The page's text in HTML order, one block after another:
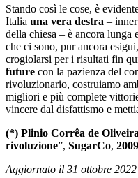
Stando così le cose, è
Italia una vera destra –
della chiesa – è ancora
che ci sono, pur ancora
crogiolarsi per i risultati fin
future con la pazienza del
rivoluzionario, costruiamo
migliori e più complete
vincere dal disfattismo e
(*) Plinio Corrêa de Oliveira
rivoluzione”, SugarCo, 2009
Aggiornato il 31 ottobre